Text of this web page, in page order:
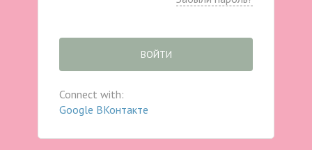
ВОЙТИ
Connect with:
Google ВКонтакте